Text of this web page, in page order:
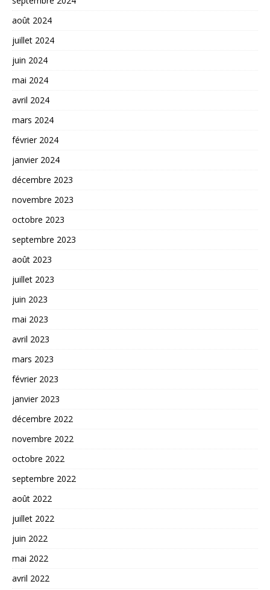
août 2024
juillet 2024
juin 2024
mai 2024
avril 2024
mars 2024
février 2024
janvier 2024
décembre 2023
novembre 2023
octobre 2023
septembre 2023
août 2023
juillet 2023
juin 2023
mai 2023
avril 2023
mars 2023
février 2023
janvier 2023
décembre 2022
novembre 2022
octobre 2022
septembre 2022
août 2022
juillet 2022
juin 2022
mai 2022
avril 2022